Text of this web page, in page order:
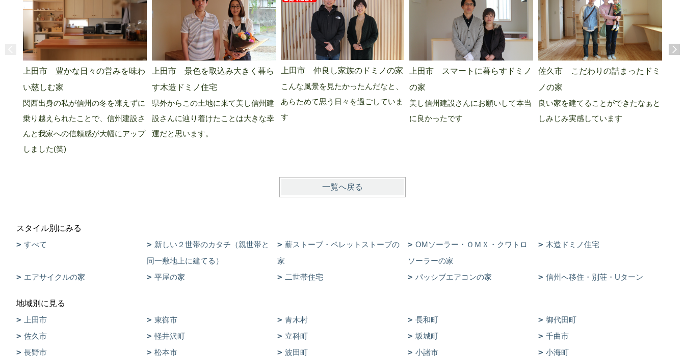
上田市 豊かな日々の営みを味わ
い慈しむ家
関西出身の私が信州の冬を凍えずに
乗り越えられたことで、信州建設さ
んと我家への信頼感が大幅にアップ
しました(笑)
上田市 景色を取込み大きく暮ら
す木造ドミノ住宅
県外からこの土地に来て美し信州建
設さんに辿り着けたことは大きな幸
運だと思います。
上田市 仲良し家族のドミノの家
こんな風景を見たかったんだなと、
あらためて思う日々を過ごしていま
す
上田市 スマートに暮らすドミノ
の家
美し信州建設さんにお願いして本当
に良かったです
佐久市 こだわりの詰まったドミ
ノの家
良い家を建てることができたなぁと
しみじみ実感しています
一覧へ戻る
スタイル別にみる
すべて
新しい２世帯のカタチ（親世帯と
同一敷地上に建てる）
薪ストーブ・ペレットストーブの
家
OMソーラー・ＯＭＸ・クワトロ
ソーラーの家
木造ドミノ住宅
エアサイクルの家 平屋の家 二世帯住宅 パッシブエアコンの家 信州へ移住・別荘・Uターン
地域別に見る
上田市
東御市 青木村 長和町
御代田町
佐久市
軽井沢町 立科町 坂城町
千曲市
長野市
松本市 波田町 小諸市 小海町